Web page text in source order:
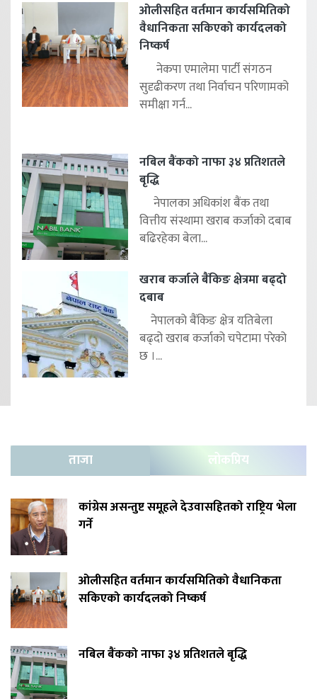
ओलीसहित वर्तमान कार्यसमितिको
वैधानिकता सकिएको कार्यदलको
निष्कर्ष
नेकपा एमालेमा पार्टी संगठन
सुदृढीकरण तथा निर्वाचन परिणामको
समीक्षा गर्न...
नबिल बैंकको नाफा ३४ प्रतिशतले
बृद्धि
नेपालका अधिकांश बैंक तथा
वित्तीय संस्थामा खराब कर्जाको दबाब
बढिरहेका बेला...
खराब कर्जाले बैंकिङ क्षेत्रमा बढ्दो
दबाब
नेपालको बैंकिङ क्षेत्र यतिबेला
बढ्दो खराब कर्जाको चपेटामा परेको
छ ।...
ताजा लोकप्रिय
कांग्रेस असन्तुष्ट समूहले देउवासहितको राष्ट्रिय भेला
गर्ने
ओलीसहित वर्तमान कार्यसमितिको वैधानिकता
सकिएको कार्यदलको निष्कर्ष
नबिल बैंकको नाफा ३४ प्रतिशतले बृद्धि